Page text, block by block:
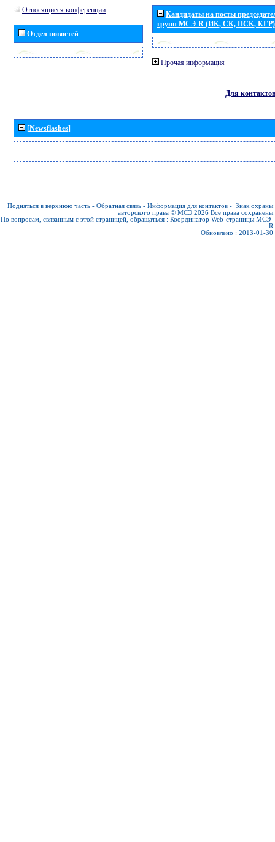
Относящиеся конференции
Отдел новостей
Кандидаты на посты
групп МСЭ-R (ИК, СК, ПСК, КГР)
Прочая информация
Для контактов
[Newsflashes]
Подняться в верхнюю часть - Обратная связь - Информация для контактов - Знак охраны
авторского права © МСЭ 2026 Все права сохранены
По вопросам, связанным с этой страницей, обращаться : Координатор Web-страницы МСЭ-
R
Обновлено : 2013-01-30